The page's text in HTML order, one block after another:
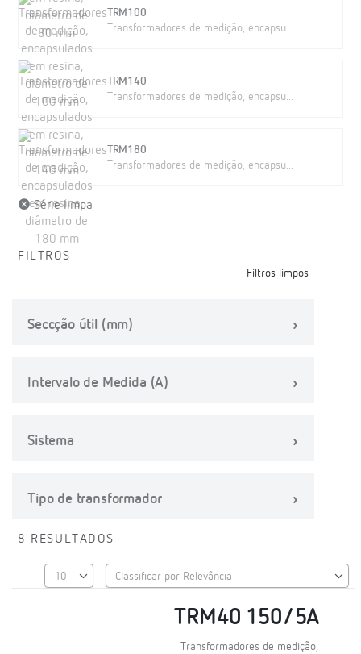
TRM100
Transformadores de medição, encapsu...
TRM140
Transformadores de medição, encapsu...
TRM180
Transformadores de medição, encapsu...
Série limpa
FILTROS
Filtros limpos
Seccção útil (mm)
Intervalo de Medida (A)
Sistema
Tipo de transformador
8 RESULTADOS
TRM40 150/5A
Transformadores de medição,